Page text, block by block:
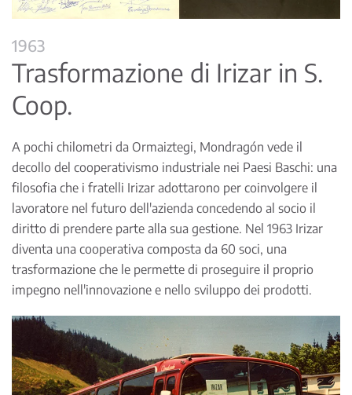
1963
Trasformazione di Irizar in S.
Coop.
A pochi chilometri da Ormaiztegi, Mondragón vede il
decollo del cooperativismo industriale nei Paesi Baschi: una
filosofia che i fratelli Irizar adottarono per coinvolgere il
lavoratore nel futuro dell'azienda concedendo al socio il
diritto di prendere parte alla sua gestione. Nel 1963 Irizar
diventa una cooperativa composta da 60 soci, una
trasformazione che le permette di proseguire il proprio
impegno nell'innovazione e nello sviluppo dei prodotti.